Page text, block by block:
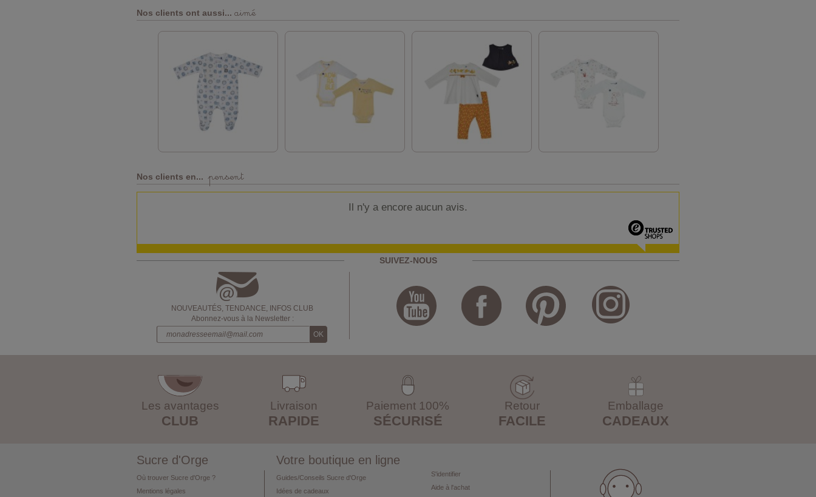
Nos clients ont aussi... aimé
Nos clients en... pensent
Il n'y a encore aucun avis.
SUIVEZ-NOUS
NOUVEAUTÉS, TENDANCE, INFOS CLUB
Abonnez-vous à la Newsletter :
Les avantages
CLUB
Livraison
RAPIDE
Paiement 100%
SÉCURISÉ
Retour
FACILE
Emballage
CADEAUX
Sucre d'Orge
Où trouver Sucre d'Orge ?
Mentions légales
Votre boutique en ligne
Guides/Conseils Sucre d'Orge
Idées de cadeaux
S'identifier
Aide à l'achat